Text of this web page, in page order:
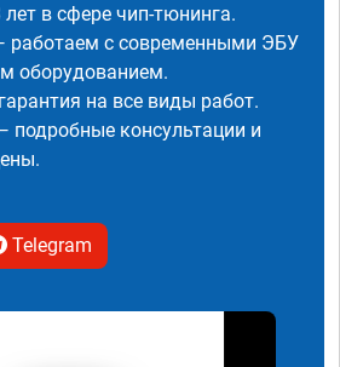
в сфере чип-тюнинга.
работаем с современными ЭБУ
оборудованием.
на все виды работ.
подробные консультации и
Telegram